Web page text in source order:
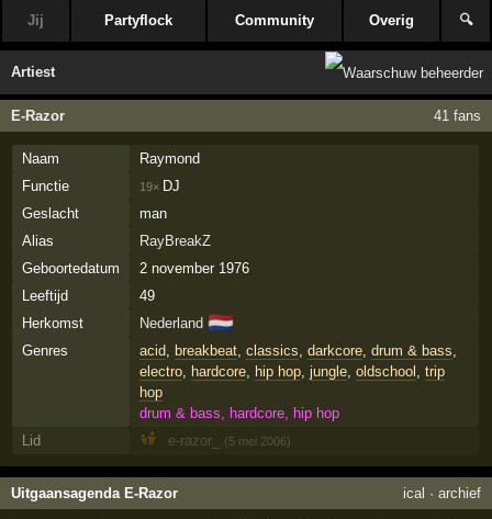
Jij Partyflock Community Overig 🔍
Artiest
E-Razor 41 fans
Naam
Raymond
Functie
19× DJ
Geslacht
man
Alias
RayBreakZ
Geboortedatum
2 november 1976
Leeftijd
49
Herkomst
Nederland 🇳🇱
Genres acid, breakbeat, classics darkcore, drum & bass
electro, hardcore, hip hop, jungle, oldschool trip
hop
drum & bass, hardcore, hip hop
Lid
e-razor_ (5 mei 2006)
Uitgaansagenda E-Razor ical · archief